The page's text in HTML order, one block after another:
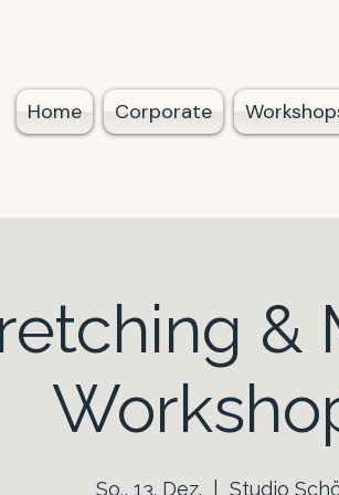
Home Corporate
&
So., 13. Dez. Studio